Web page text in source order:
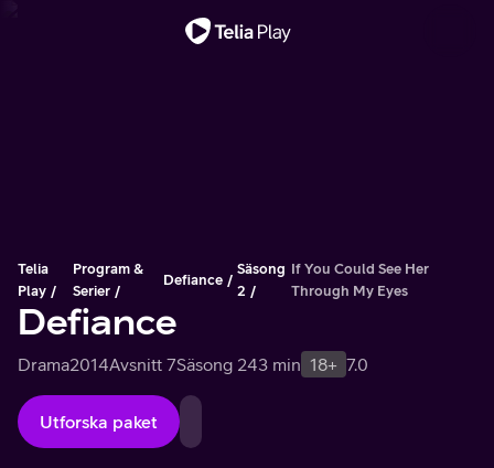
Telia
Play
Program &
Serier
Defiance
Säsong
2
If You Could See Her
Through My Eyes
Defiance
Drama2014Avsnitt 7Säsong 243 min 18+ 7.0
Utforska paket